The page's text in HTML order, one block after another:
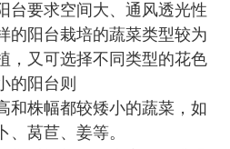
要求空间大、通风透光性
的阳台栽培的蔬菜类型较为
，又可选择不同类型的花色
的阳台则
和株幅都较矮小的蔬菜，如
莴苣、姜等。